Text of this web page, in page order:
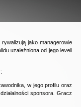
jako managerowie
uzależniona od jego leveli
w jego profilu oraz
sponsora. Gracz